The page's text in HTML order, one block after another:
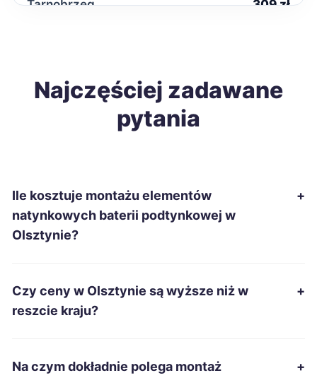
Tarnobrzeg 309 zł
Inowrocław 310 zł
Chełm
Stalowa Wola
Ciechanów
Chojnice
Najczęściej zadawane
pytania
Ile kosztuje montażu elementów
natynkowych baterii podtynkowej w
Olsztynie?
+
Czy ceny w Olsztynie są wyższe niż w
reszcie kraju?
+
Na czym dokładnie polega montaż
+